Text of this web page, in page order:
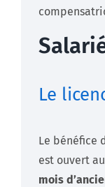
Le
Le bénéfice
est ouvert au
mois